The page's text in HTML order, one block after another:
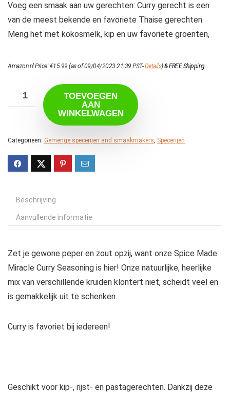
Voeg een smaak aan uw gerechten: Curry gerecht is een
van de meest bekende en favoriete Thaise gerechten.
Meng het met kokosmelk, kip en uw favoriete groenten,
Amazon.nl Price:€15.99 (as of 09/04/2023 21:39 PST-Details)&FREE Shipping.
TOEVOEGEN
AAN
WINKELWAGEN
Categorieën: Gemenge specerijen and smaakmakers, Specerijen
Beschrijving
Aanvullende informatie
Zet je gewone peper en zout opzij, want onze Spice Made
Miracle Curry Seasoning is hier! Onze natuurlijke, heerlijke
mix van verschillende kruiden klontert niet, scheidt veel en
is gemakkelijk uit te schenken.
Curry is favoriet bij iedereen!
Geschikt voor kip-, rijst- en pastagerechten. Dankzij deze